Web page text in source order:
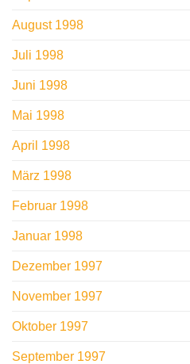
August 1998
Juli 1998
Juni 1998
Mai 1998
April 1998
März 1998
Februar 1998
Januar 1998
Dezember 1997
November 1997
Oktober 1997
September 1997